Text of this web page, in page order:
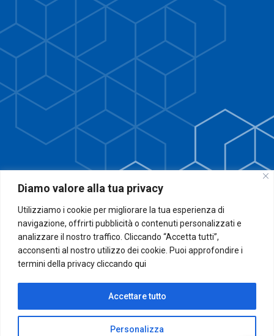
Diamo valore alla tua privacy
Utilizziamo i cookie per migliorare la tua esperienza di
navigazione, offrirti pubblicità o contenuti personalizzati e
analizzare il nostro traffico. Cliccando “Accetta tutti”,
acconsenti al nostro utilizzo dei cookie. Puoi approfondire i
termini della privacy cliccando qui
Personalizza
Accettare tutto